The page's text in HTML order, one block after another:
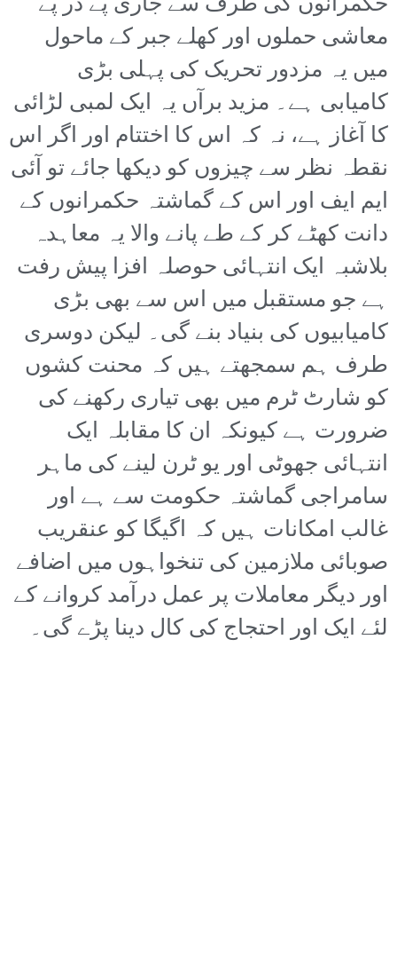
معاشی حملوں اور کھلے جبر کے ماحول
میں یہ مزدور تحریک کی پہلی بڑی
کامیابی ہے۔ مزید برآں یہ ایک لمبی لڑائی
کا آغاز ہے، نہ کہ اس کا اختتام اور اگر اس
نقطہ نظر سے چیزوں کو دیکھا جائے تو آئی
ایم ایف اور اس کے گماشتہ حکمرانوں کے
دانت کھٹے کر کے طے پانے والا یہ معاہدہ
بلاشبہ ایک انتہائی حوصلہ افزا پیش رفت
ہے جو مستقبل میں اس سے بھی بڑی
کامیابیوں کی بنیاد بنے گی۔ لیکن دوسری
طرف ہم سمجھتے ہیں کہ محنت کشوں
کو شارٹ ٹرم میں بھی تیاری رکھنے کی
ضرورت ہے کیونکہ ان کا مقابلہ ایک
انتہائی جھوٹی اور یو ٹرن لینے کی ماہر
سامراجی گماشتہ حکومت سے ہے اور
غالب امکانات ہیں کہ اگیگا کو عنقریب
صوبائی ملازمین کی تنخواہوں میں اضافے
اور دیگر معاملات پر عمل درآمد کروانے کے
لئے ایک اور احتجاج کی کال دینا پڑے گی۔